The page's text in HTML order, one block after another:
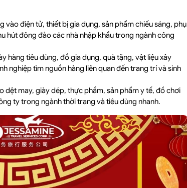
vào điện tử, thiết bị gia dụng, sản phẩm chiếu sáng, phụ
hút đông đảo các nhà nhập khẩu trong ngành công
hàng tiêu dùng, đồ gia dụng, quà tặng, vật liệu xây
nghiệp tìm nguồn hàng liên quan đến trang trí và sinh
dệt may, giày dép, thực phẩm, sản phẩm y tế, đồ chơi
ty trong ngành thời trang và tiêu dùng nhanh.